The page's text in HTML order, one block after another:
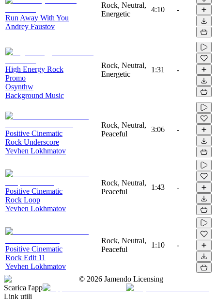
Run Away With You
Andrey Faustov
Rock, Neutral,
Energetic
4:10 -
High Energy Rock
Promo
Osynthw
Background Music
Rock, Neutral,
Energetic
1:31 -
Positive Cinematic
Rock Underscore
Yevhen Lokhmatov
Rock, Neutral,
Peaceful
3:06 -
Positive Cinematic
Rock Loop
Yevhen Lokhmatov
Rock, Neutral,
Peaceful
1:43 -
Positive Cinematic
Rock Edit 11
Yevhen Lokhmatov
Rock, Neutral,
Peaceful
1:10 -
© 2026 Jamendo Licensing
Scarica l'app
Link utili